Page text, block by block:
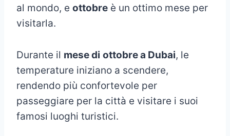
al mondo, e ottobre è un ottimo mese per
visitarla.
Durante il mese di ottobre a Dubai, le
temperature iniziano a scendere,
rendendo più confortevole per
passeggiare per la città e visitare i suoi
famosi luoghi turistici.